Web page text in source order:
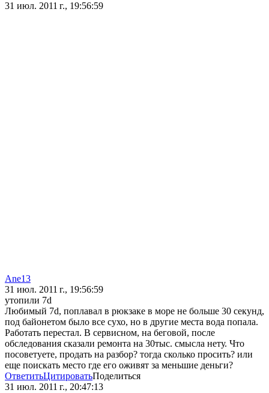
31 июл. 2011 г., 19:56:59
Ane13
31 июл. 2011 г., 19:56:59
утопили 7d
Любимый 7d, поплавал в рюкзаке в море не больше 30 секунд,
под байонетом было все сухо, но в другие места вода попала.
Работать перестал. В сервисном, на беговой, после
обследования сказали ремонта на 30тыс. смысла нету. Что
посоветуете, продать на разбор? тогда сколько просить? или
еще поискать место где его оживят за меньшие деньги?
ОтветитьЦитироватьПоделиться
31 июл. 2011 г., 20:47:13